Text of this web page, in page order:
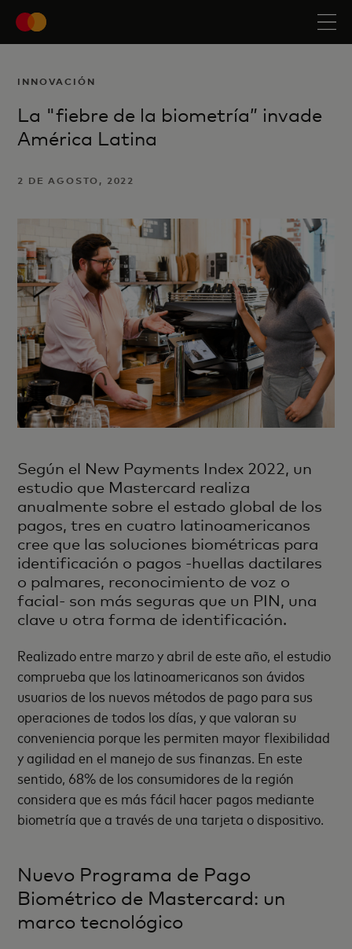
INNOVACIÓN
La "fiebre de la biometría” invade
América Latina
2 DE AGOSTO, 2022
Según el New Payments Index 2022, un
estudio que Mastercard realiza
anualmente sobre el estado global de los
pagos, tres en cuatro latinoamericanos
cree que las soluciones biométricas para
identificación o pagos -huellas dactilares
o palmares, reconocimiento de voz o
facial- son más seguras que un PIN, una
clave u otra forma de identificación.
Realizado entre marzo y abril de este año, el estudio
comprueba que los latinoamericanos son ávidos
usuarios de los nuevos métodos de pago para sus
operaciones de todos los días, y que valoran su
conveniencia porque les permiten mayor flexibilidad
y agilidad en el manejo de sus finanzas. En este
sentido, 68% de los consumidores de la región
considera que es más fácil hacer pagos mediante
biometría que a través de una tarjeta o dispositivo.
Nuevo Programa de Pago
Biométrico de Mastercard: un
marco tecnológico